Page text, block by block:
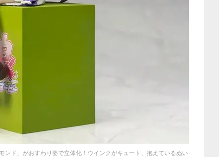
ンド」がおすわり姿で立体化！ウインクがキュート、抱えているぬい